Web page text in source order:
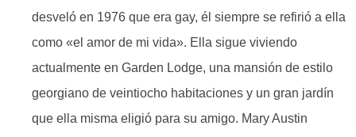
desveló en 1976 que era gay, él siempre se refirió a ella
como «el amor de mi vida». Ella sigue viviendo
actualmente en Garden Lodge, una mansión de estilo
georgiano de veintiocho habitaciones y un gran jardín
que ella misma eligió para su amigo. Mary Austin